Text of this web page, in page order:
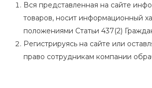
Вся представленная на сайте
товаров, носит информационный
положениями Статьи 437(2)
Регистрируясь на сайте или
право сотрудникам компании